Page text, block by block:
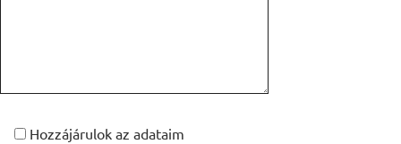
Hozzájárulok az adataim